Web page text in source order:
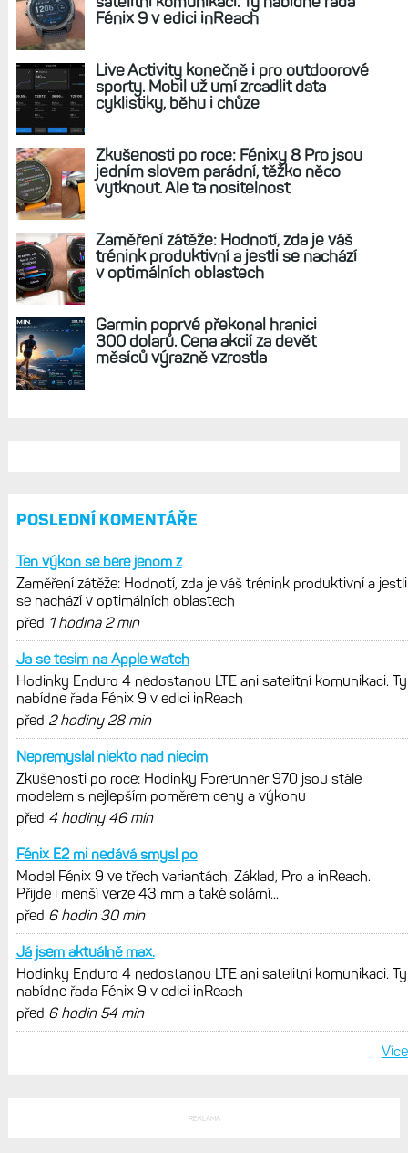
Fotogalerie: Cyklonavigace Edge 1040 vs. Edge
1050 za jasného dne. Jas displeje, čitelnost,
odlesky
REKLAMA
AKTUÁLNĚ NA BLOGU
Hodinky Enduro 4 nedostanou LTE ani
satelitní komunikaci. Ty nabídne řada
Fénix 9 v edici inReach
Live Activity konečně i pro outdoorové
sporty. Mobil už umí zrcadlit data
cyklistiky, běhu i chůze
Zkušenosti po roce: Fénixy 8 Pro jsou
jedním slovem parádní, těžko něco
vytknout. Ale ta nositelnost
Zaměření zátěže: Hodnotí, zda je váš
trénink produktivní a jestli se nachází
v optimálních oblastech